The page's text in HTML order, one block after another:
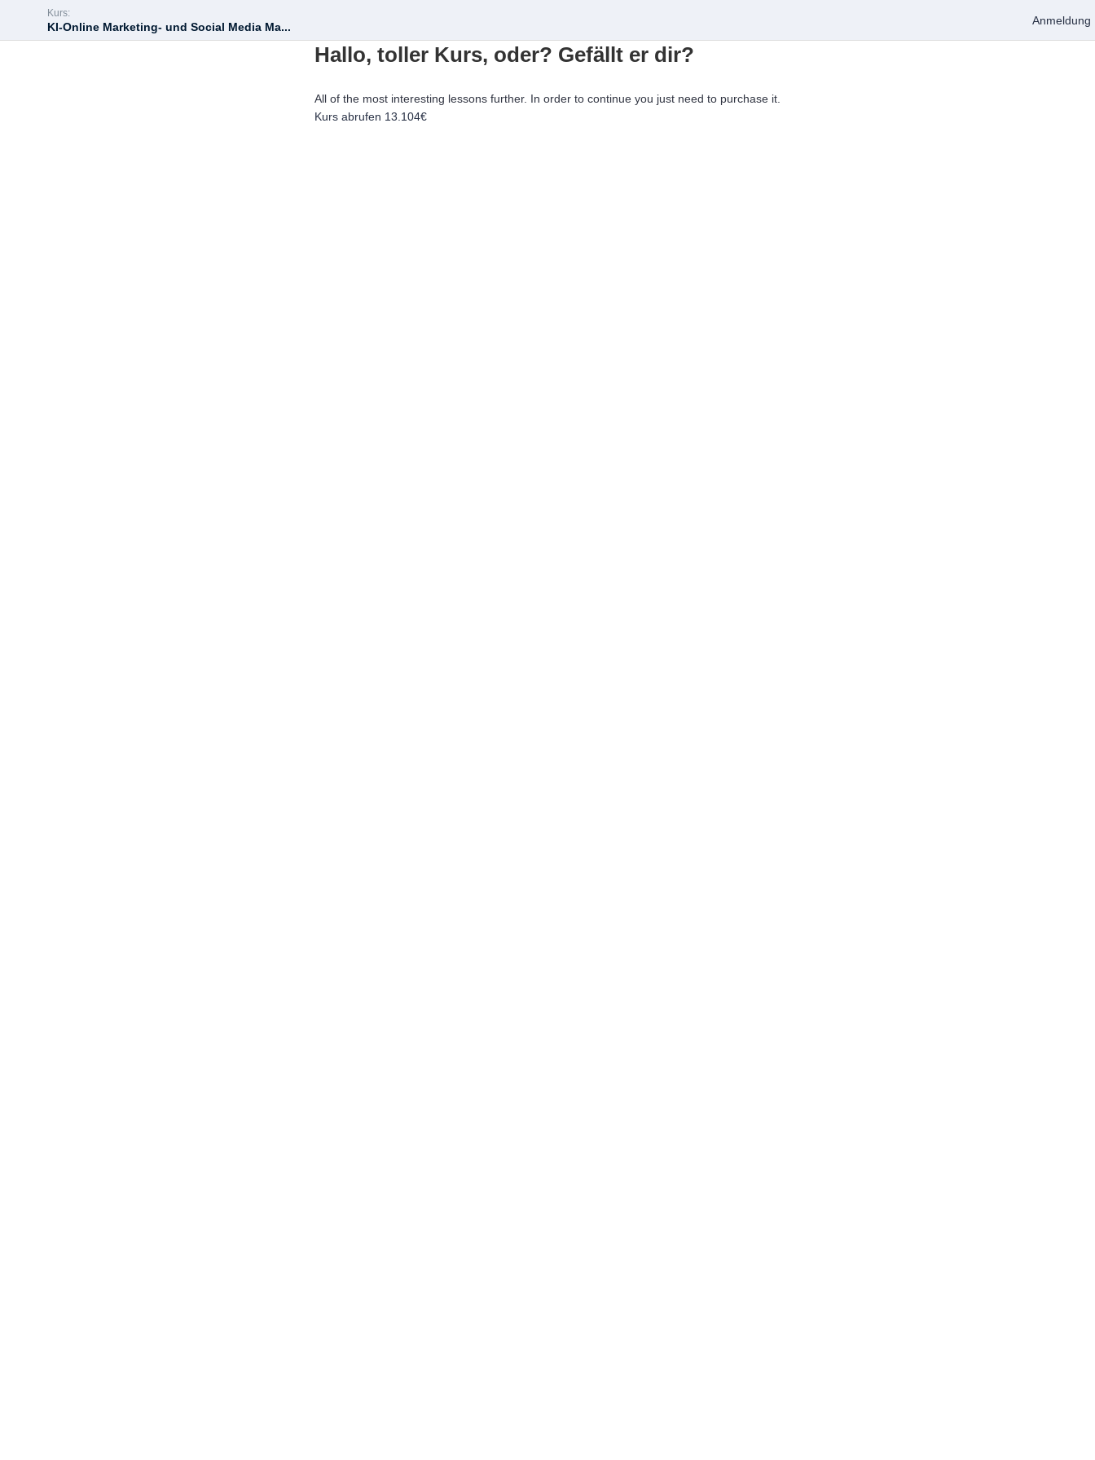
Kurs:
KI-Online Marketing- und Social Media Ma... Anmeldung
Hallo, toller Kurs, oder? Gefällt er dir?
All of the most interesting lessons further. In order to continue you just need to purchase it.
Kurs abrufen 13.104€